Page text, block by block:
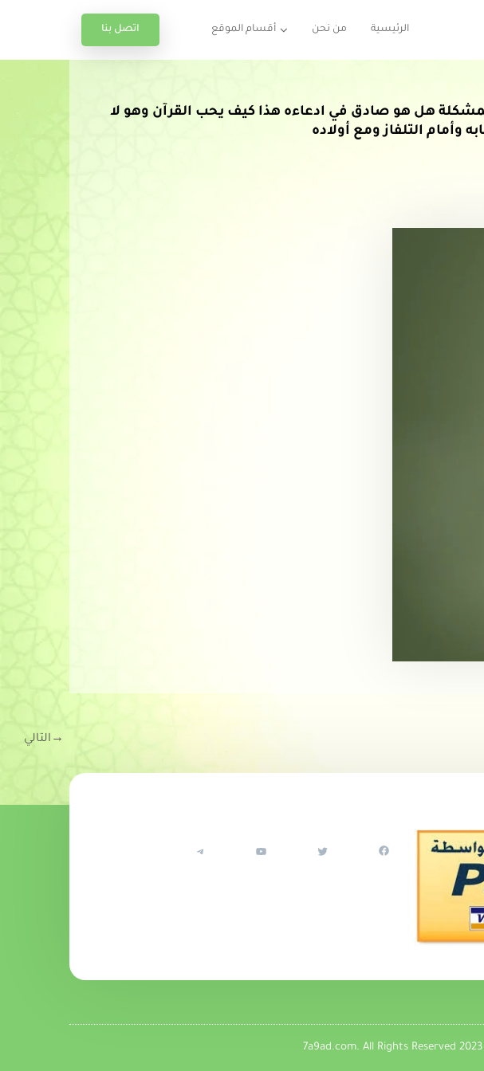
اتصل بنا الرئيسية من نحن أقسام الموقع
هل هو صادق في ادعاءه هذا كيف يحب القرآن وهو لا
التلفاز ومع أولاده
→ التالي